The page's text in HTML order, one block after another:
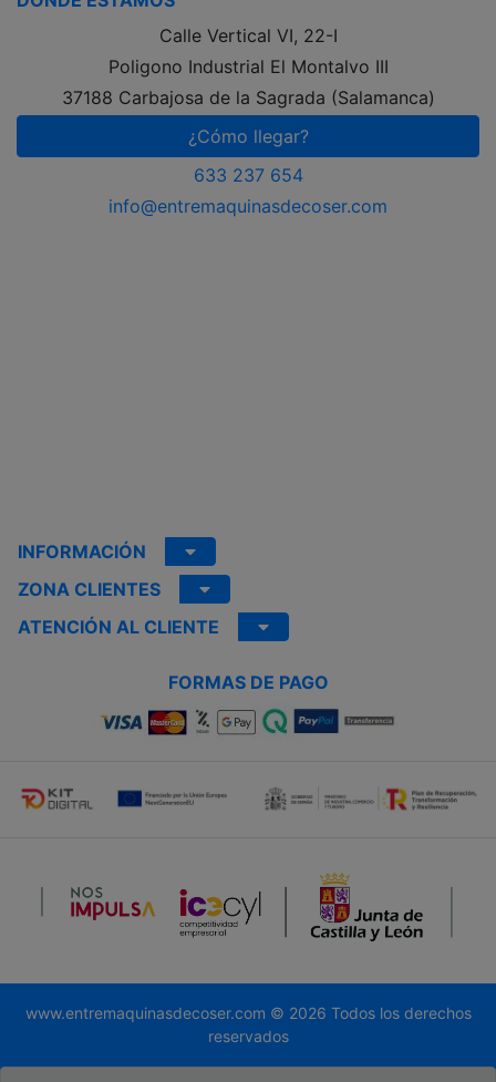
Calle Vertical VI, 22-I
Poligono Industrial El Montalvo III
37188 Carbajosa de la Sagrada (Salamanca)
¿Cómo llegar?
633 237 654
info@entremaquinasdecoser.com
INFORMACIÓN
ZONA CLIENTES
ATENCIÓN AL CLIENTE
FORMAS DE PAGO
www.entremaquinasdecoser.com © 2026 Todos los derechos
reservados